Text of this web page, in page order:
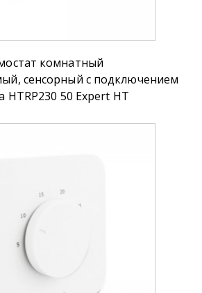
комнатный
сенсорный с подключением
HTRP230 50 Expert HT